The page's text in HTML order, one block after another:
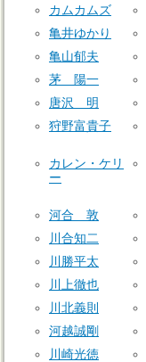
カムカムズ
亀井ゆかり
亀山郁夫
茅 陽一
唐沢 明
狩野富貴子
カレン・ケリ
ー
河合 敦
川合知二
川勝平太
川上徹也
川北義則
河越誠剛
川崎光徳